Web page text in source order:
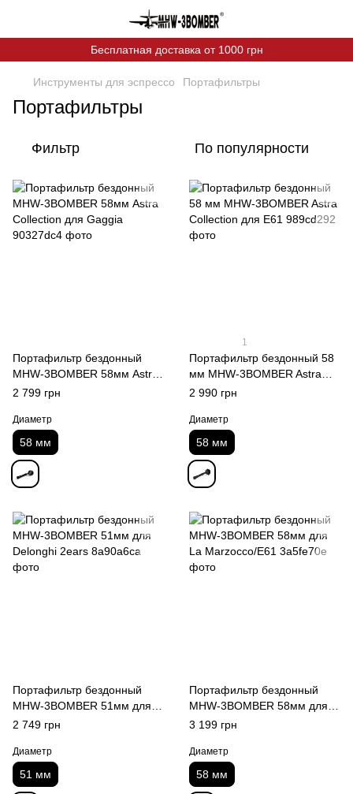
Бесплатная доставка от 1000 грн
Инструменты для эспрессо Портафильтры
Портафильтры
Фильтр По популярности
Портафильтр бездонный
MHW-3BOMBER 58мм Astra
Collection для Gaggia
2 799 грн
Диаметр
58 мм
1
Портафильтр бездонный 58
мм MHW-3BOMBER Astra
Collection для E61
2 990 грн
Диаметр
58 мм
Портафильтр бездонный
MHW-3BOMBER 51мм для
Delonghi 2ears
2 749 грн
Диаметр
51 мм
Портафильтр бездонный
MHW-3BOMBER 58мм для
La Marzocco/E61
3 199 грн
Диаметр
58 мм